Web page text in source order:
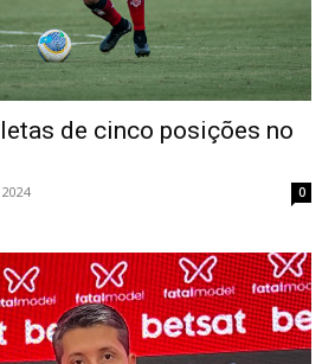
de cinco posições no
0